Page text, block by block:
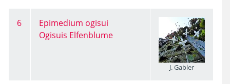
6
Epimedium ogisui
Ogisuis Elfenblume
J. Gabler